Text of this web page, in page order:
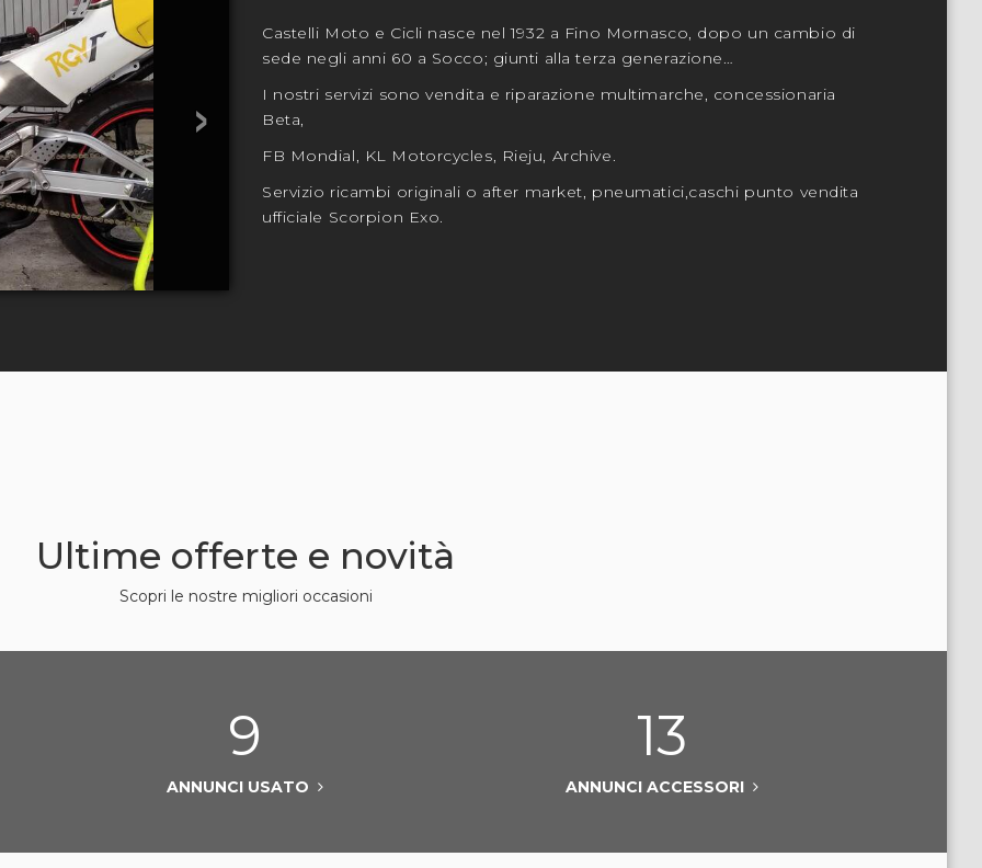
›
Castelli Moto e Cicli nasce nel 1932 a Fino Mornasco, dopo un cambio di
sede negli anni 60 a Socco; giunti alla terza generazione…
I nostri servizi sono vendita e riparazione multimarche, concessionaria
Beta,
FB Mondial, KL Motorcycles, Rieju, Archive.
Servizio ricambi originali o after market, pneumatici,caschi punto vendita
ufficiale Scorpion Exo.
Ultime offerte e novità
Scopri le nostre migliori occasioni
9
ANNUNCI USATO
13
ANNUNCI ACCESSORI